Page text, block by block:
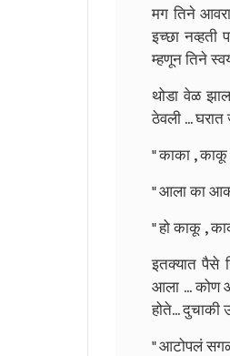
मग तिने
इच्छा
म्हणून तिने
थोडा वेळ
ठेवली ... घरात
" काका , काकू
" आला का
" हो काकू ,
इतक्यात पैसे
आला ... कोण
होते...
" आटोपलं